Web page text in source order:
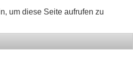
um diese Seite aufrufen zu